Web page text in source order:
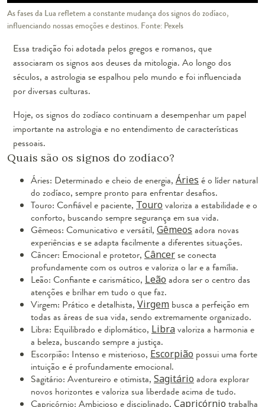
As fases da Lua refletem a constante mudança dos signos do zodíaco,
influenciando nossas emoções e destinos. Fonte: Pexels
Essa tradição foi adotada pelos gregos e romanos, que
associaram os signos aos deuses da mitologia. Ao longo dos
séculos, a astrologia se espalhou pelo mundo e foi influenciada
por diversas culturas.
Hoje, os signos do zodíaco continuam a desempenhar um papel
importante na astrologia e no entendimento de características
pessoais.
Quais são os signos do zodíaco?
Áries: Determinado e cheio de energia, Áries é o líder natural
do zodíaco, sempre pronto para enfrentar desafios.
Touro: Confiável e paciente, Touro valoriza a estabilidade e o
conforto, buscando sempre segurança em sua vida.
Gêmeos: Comunicativo e versátil, Gêmeos adora novas
experiências e se adapta facilmente a diferentes situações.
Câncer: Emocional e protetor, Câncerse conecta
profundamente com os outros e valoriza o lar e a família.
Leão: Confiante e carismático, Leão adora ser o centro das
atenções e brilhar em tudo o que faz.
Virgem: Prático e detalhista, Virgem busca a perfeição em
todas as áreas de sua vida, sendo extremamente organizado.
Libra: Equilibrado e diplomático, Libravaloriza a harmonia e
a beleza, buscando sempre a justiça.
Escorpião: Intenso e misterioso, Escorpião possui uma forte
intuição e é profundamente emocional.
Sagitário: Aventureiro e otimista, Sagitário adora explorar
novos horizontes e valoriza sua liberdade acima de tudo.
Capricórnio: Ambicioso e disciplinado, Capricórnio trabalha